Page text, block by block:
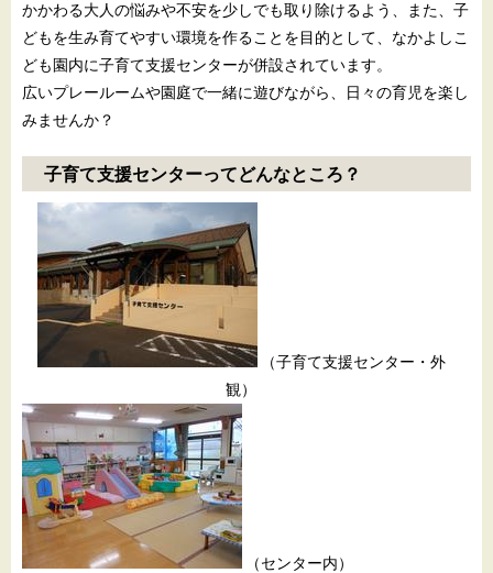
かかわる大人の悩みや不安を少しでも取り除けるよう、また、子
どもを生み育てやすい環境を作ることを目的として、なかよしこ
ども園内に子育て支援センターが併設されています。
広いプレールームや園庭で一緒に遊びながら、日々の育児を楽し
みませんか？
子育て支援センターってどんなところ？
（子育て支援センター・外
観）
（センター内）